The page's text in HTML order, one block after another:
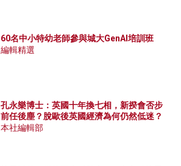
60名中小特幼老師參與城大GenAI培訓班
編輯精選
孔永樂博士：英國十年換七相，新揆會否步
前任後塵？脫歐後英國經濟為何仍然低迷？
本社編輯部